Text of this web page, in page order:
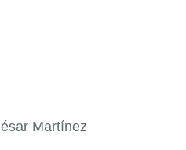
Martínez